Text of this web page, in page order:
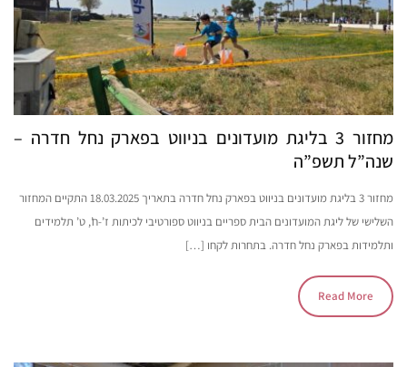
מחזור 3 בליגת מועדונים בניווט בפארק נחל חדרה –
שנה”ל תשפ”ה
מחזור 3 בליגת מועדונים בניווט בפארק נחל חדרה בתאריך 18.03.2025 התקיים המחזור
השלישי של ליגת המועדונים הבית ספריים בניווט ספורטיבי לכיתות ז’-ח’, ט’ תלמידים
ותלמידות בפארק נחל חדרה. בתחרות לקחו […]
Read More